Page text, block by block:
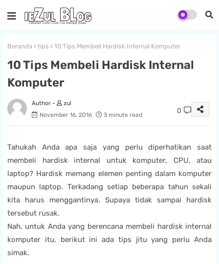
Beranda tips 10 Tips Membeli Hardisk Internal Komputer
10 Tips Membeli Hardisk Internal
Komputer
zul
November 16, 2016
3 minute read
0
Tahukah Anda apa saja yang perlu diperhatikan saat
membeli hardisk internal untuk komputer, CPU, atau
laptop? Hardisk memang elemen penting dalam komputer
maupun laptop. Terkadang setiap beberapa tahun sekali
kita harus menggantinya. Supaya tidak sampai hardisk
tersebut rusak.
Nah, untuk Anda yang berencana membeli hardisk internal
komputer itu, berikut ini ada tips jitu yang perlu Anda
simak.